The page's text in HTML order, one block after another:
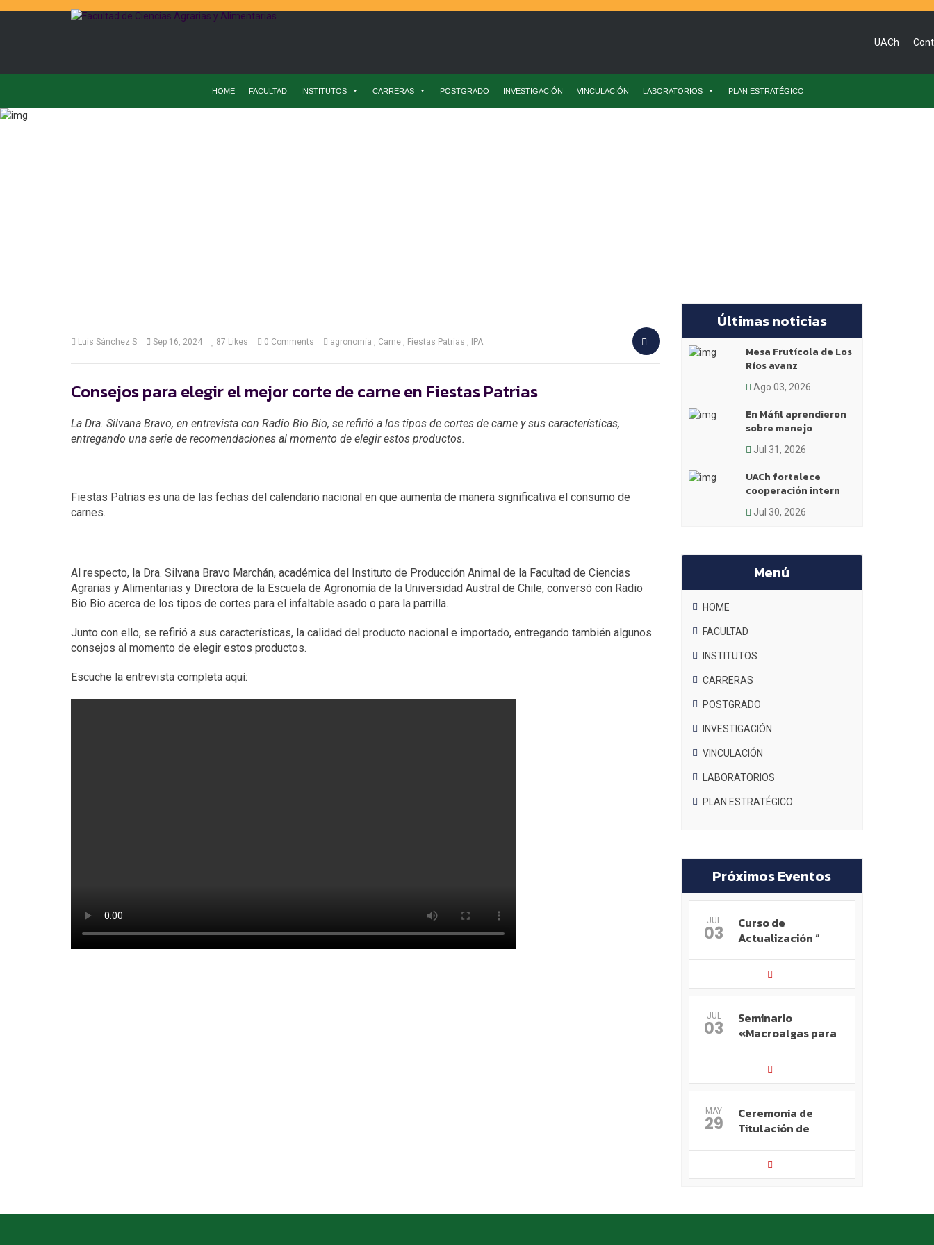
UACh
HOME FACULTAD INSTITUTOS CARRERAS POSTGRADO INVESTIGACIÓN VINCULACIÓN LABORATORIOS PLAN ESTRATÉGICO
Luis Sánchez S Sep 16, 2024 87 Likes 0 Comments agronomía Carne Fiestas Patrias IPA
Consejos para elegir el mejor corte de carne en Fiestas Patrias
La Dra. Silvana Bravo, en entrevista con Radio Bio Bio, se refirió a los tipos de cortes de carne y sus características,
entregando una serie de recomendaciones al momento de elegir estos productos.
Fiestas Patrias es una de las fechas del calendario nacional en que aumenta de manera significativa el consumo de
carnes.
Al respecto, la Dra. Silvana Bravo Marchán, académica del Instituto de Producción Animal de la Facultad de Ciencias
Agrarias y Alimentarias y Directora de la Escuela de Agronomía de la Universidad Austral de Chile, conversó con Radio
Bio Bio acerca de los tipos de cortes para el infaltable asado o para la parrilla.
Junto con ello, se refirió a sus características, la calidad del producto nacional e importado, entregando también algunos
consejos al momento de elegir estos productos.
Escuche la entrevista completa aquí:
Últimas noticias
Mesa Frutícola de Los
Ríos avanz
Ago 03, 2026
En Máfil aprendieron
sobre manejo
Jul 31, 2026
UACh fortalece
cooperación intern
Jul 30, 2026
Menú
HOME
FACULTAD
INSTITUTOS
CARRERAS
POSTGRADO
INVESTIGACIÓN
VINCULACIÓN
LABORATORIOS
PLAN ESTRATÉGICO
Próximos Eventos
JUL
03
Curso de
Actualización “
JUL
03
Seminario
«Macroalgas para
MAY
29
Ceremonia de
Titulación de